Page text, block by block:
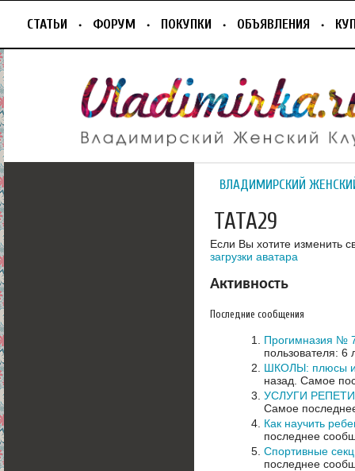
СТАТЬИ ФОРУМ ПОКУПКИ ОБЪЯВЛЕНИЯ
ВЛАДИМИРСКИЙ
TATA29
Если Вы хотите изменить
загрузки аватара
Активность
Последние сообщения
Прогимназия №
пользователя: 6
ШКОЛЫ: плюсы и
назад. Самое
УСЛУГИ
Самое
Как научить
последнее
Спортивные
последнее